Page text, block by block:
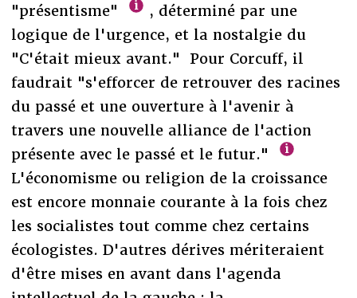
"présentisme"
, déterminé par une
logique de l'urgence, et la nostalgie du
"C'était mieux avant." Pour Corcuff, il
faudrait "s'efforcer de retrouver des racines
du passé et une ouverture à l'avenir à
travers une nouvelle alliance de l'action
présente avec le passé et le futur."
L'économisme ou religion de la croissance
est encore monnaie courante à la fois chez
les socialistes tout comme chez certains
écologistes. D'autres dérives mériteraient
d'être mises en avant dans l'agenda